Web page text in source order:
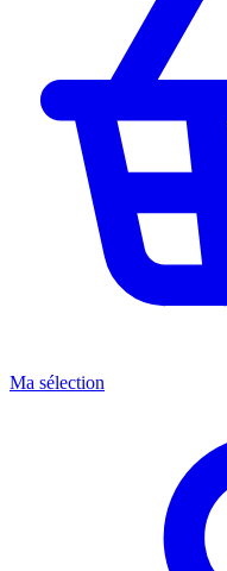
Ma sélection